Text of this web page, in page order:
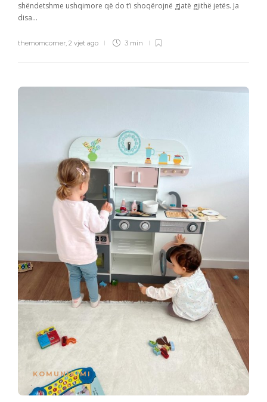
shëndetshme ushqimore që do t’i shoqërojnë gjatë gjithë jetës. Ja
disa...
themomcorner, 2 vjet ago 3 min
KOMUNIKIMI